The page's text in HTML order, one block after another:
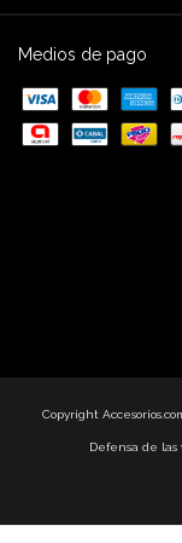
Medios de pago
Copyright
Defensa de las